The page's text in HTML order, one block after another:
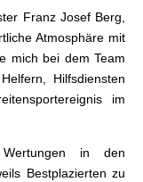
Franz Josef Berg,
Atmosphäre mit
mich bei dem Team
Hilfsdiensten
im
in den
Bestplazierten zu